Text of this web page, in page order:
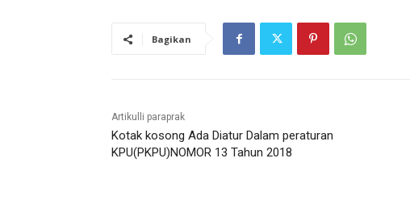
Bagikan
Artikulli paraprak
Kotak kosong Ada Diatur Dalam peraturan
KPU(PKPU)NOMOR 13 Tahun 2018